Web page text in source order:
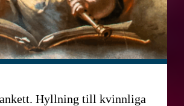
Hyllning till kvinnliga